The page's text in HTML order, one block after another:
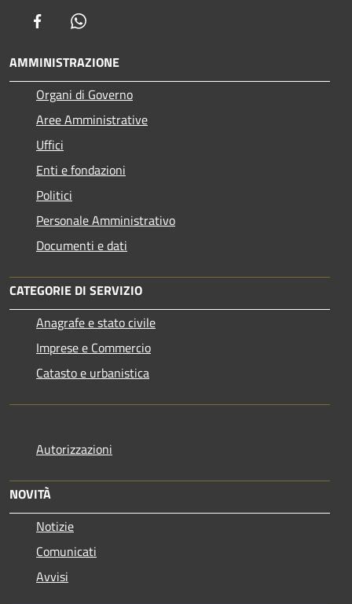
Facebook
AMMINISTRAZIONE
Organi di Governo
Aree Amministrative
Uffici
Enti e fondazioni
Politici
Personale Amministrativo
Documenti e dati
CATEGORIE DI SERVIZIO
Anagrafe e stato civile
Imprese e Commercio
Catasto e urbanistica
Autorizzazioni
NOVITÀ
Notizie
Comunicati
Avvisi